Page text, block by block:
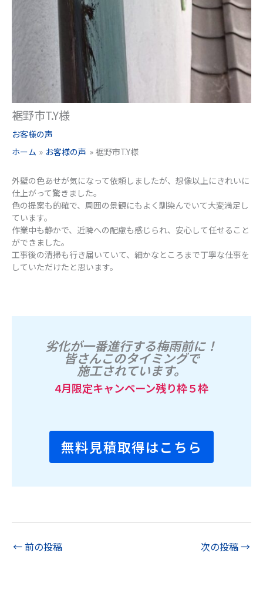
裾野市T.Y様
お客様の声
ホーム
お客様の声 裾野市T.Y様
外壁の色あせが気になって依頼しましたが、想像以上にきれいに
仕上がって驚きました。
色の提案も的確で、周囲の景観にもよく馴染んでいて大変満足し
ています。
作業中も静かで、近隣への配慮も感じられ、安心して任せること
ができました。
工事後の清掃も行き届いていて、細かなところまで丁寧な仕事を
していただけたと思います。
劣化が一番進行する梅雨前に！
皆さんこのタイミングで
施工されています。
4月限定キャンペーン残り枠５枠
無料見積取得はこちら
←前の投稿 次の投稿→